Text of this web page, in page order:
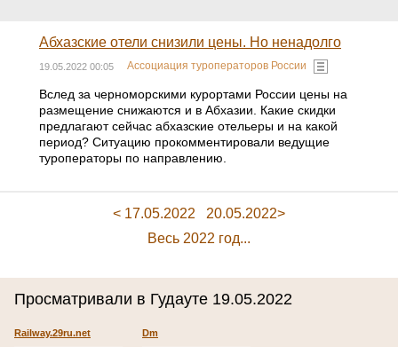
Абхазские отели снизили цены. Но ненадолго
19.05.2022 00:05 Ассоциация туроператоров России
​​​​​​​Вслед за черноморскими курортами России цены на
размещение снижаются и в Абхазии. Какие скидки
предлагают сейчас абхазские отельеры и на какой
период? Ситуацию прокомментировали ведущие
туроператоры по направлению.
< 17.05.2022
20.05.2022>
Весь 2022 год...
Просматривали в Гудауте 19.05.2022
Railway.29ru.net Dm